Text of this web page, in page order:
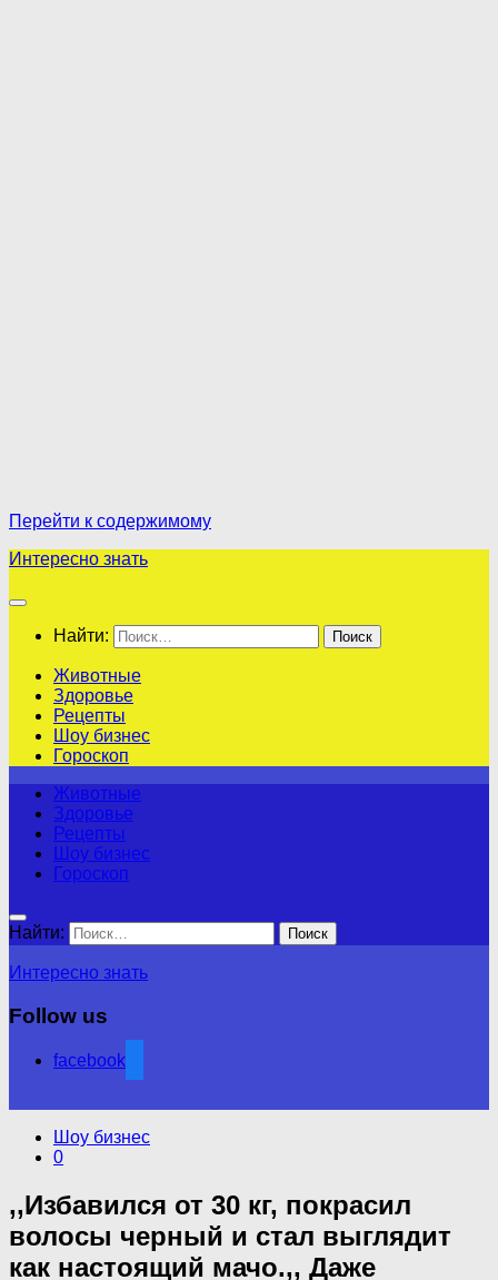
Перейти к содержимому
Интересно знать
Найти:
Животные
Здоровье
Рецепты
Шоу бизнес
Гороскоп
Животные
Здоровье
Рецепты
Шоу бизнес
Гороскоп
Найти:
Интересно знать
Follow us
facebook
Шоу бизнес
0
,,Избавился от 30 кг, покрасил
волосы черный и стал выглядит
как настоящий мачо.,, Даже